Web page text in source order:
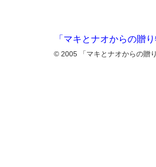
「マキとナオからの贈り
© 2005 「マキとナオからの贈り